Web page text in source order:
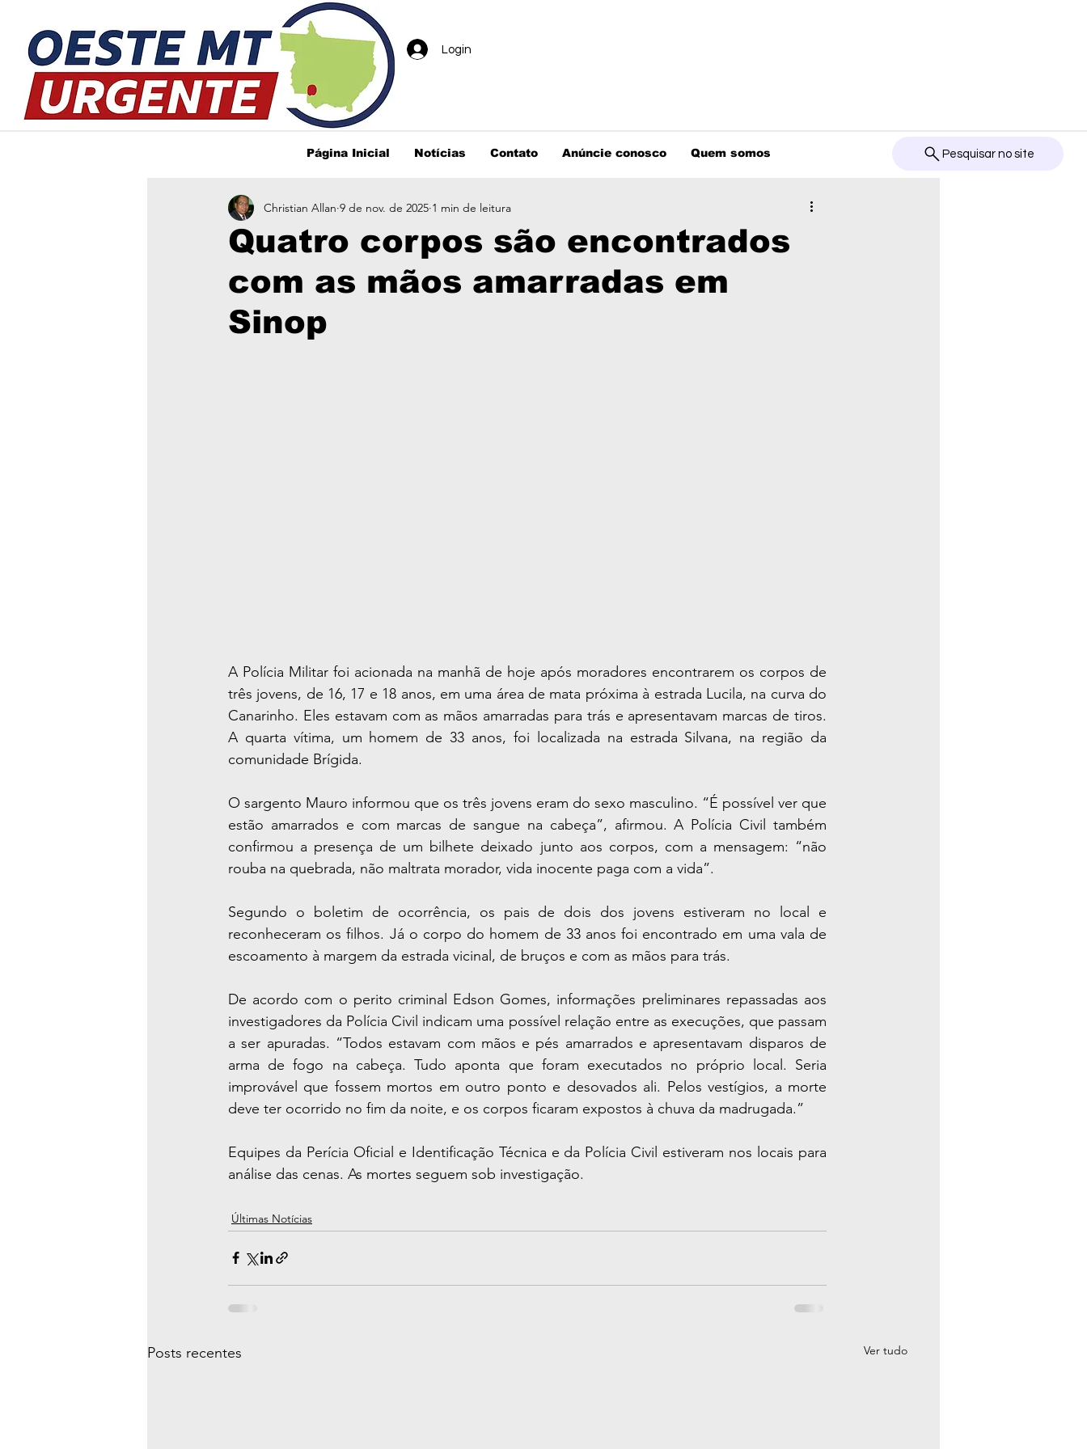
Login
Página Inicial Notícias Contato Anúncie conosco Quem somos Pesquisar no site
Quatro corpos são encontrados
com as mãos amarradas em
Sinop
Christian Allan 9 de nov. de 2025 1 min de leitura
A Polícia Militar foi acionada na manhã de hoje após moradores encontrarem os corpos de
três jovens, de 16, 17 e 18 anos, em uma área de mata próxima à estrada Lucila, na curva do
Canarinho. Eles estavam com as mãos amarradas para trás e apresentavam marcas de tiros.
A quarta vítima, um homem de 33 anos, foi localizada na estrada Silvana, na região da
comunidade Brígida.
O sargento Mauro informou que os três jovens eram do sexo masculino. “É possível ver que
estão amarrados e com marcas de sangue na cabeça”, afirmou. A Polícia Civil também
confirmou a presença de um bilhete deixado junto aos corpos, com a mensagem: “não
rouba na quebrada, não maltrata morador, vida inocente paga com a vida”.
Segundo o boletim de ocorrência, os pais de dois dos jovens estiveram no local e
reconheceram os filhos. Já o corpo do homem de 33 anos foi encontrado em uma vala de
escoamento à margem da estrada vicinal, de bruços e com as mãos para trás.
De acordo com o perito criminal Edson Gomes, informações preliminares repassadas aos
investigadores da Polícia Civil indicam uma possível relação entre as execuções, que passam
a ser apuradas. “Todos estavam com mãos e pés amarrados e apresentavam disparos de
arma de fogo na cabeça. Tudo aponta que foram executados no próprio local. Seria
improvável que fossem mortos em outro ponto e desovados ali. Pelos vestígios, a morte
deve ter ocorrido no fim da noite, e os corpos ficaram expostos à chuva da madrugada.”
Equipes da Perícia Oficial e Identificação Técnica e da Polícia Civil estiveram nos locais para
análise das cenas. As mortes seguem sob investigação.
Últimas Notícias
Posts recentes Ver tudo